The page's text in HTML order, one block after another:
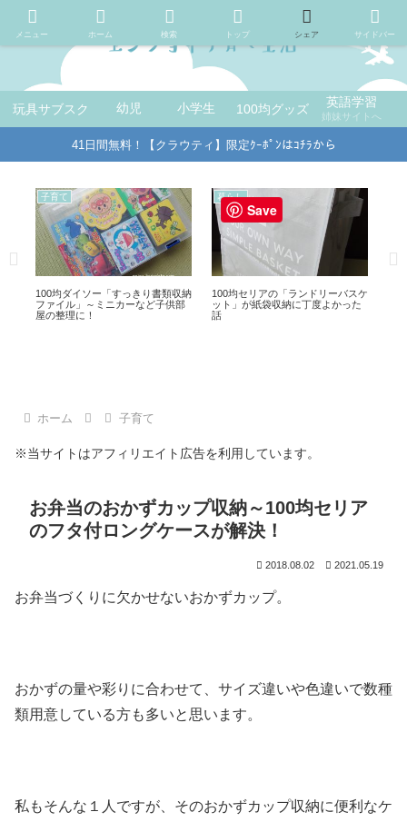
玩具サブスク 幼児 小学生 100均グッズ 英語学習
姉妹サイトへ
41日間無料！【クラウティ】限定ｸｰﾎﾟﾝはｺﾁﾗから
暮らし
【100均セリアのミニテーブル】ア
ウトドアでもおうちでも！
子育て
【ライト付耳かき】今度は100均キ
ャンドゥで新調しました
ホーム 子育て
※当サイトはアフィリエイト広告を利用しています。
お弁当のおかずカップ収納～100均セリア
のフタ付ロングケースが解決！
2018.08.02 2021.05.19
お弁当づくりに欠かせないおかずカップ。
おかずの量や彩りに合わせて、サイズ違いや色違いで数種
類用意している方も多いと思います。
私もそんな１人ですが、そのおかずカップ収納に便利なケ
メニュー ホーム 検索 トップ シェア サイドバー
Save